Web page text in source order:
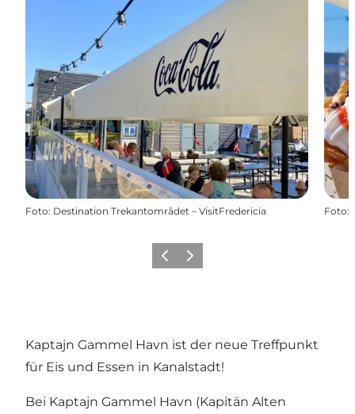
Foto: Destination Trekantområdet – VisitFredericia Foto:
Vorherige Folie
Nächste Folie
Kaptajn Gammel Havn ist der neue Treffpunkt
für Eis und Essen in Kanalstadt!
Bei Kaptajn Gammel Havn (Kapitän Alten